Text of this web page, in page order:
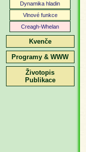
Dynamika hladin
Vlnové funkce
Creagh-Whelan
Kvenče
Programy & WWW
Životopis
Publikace